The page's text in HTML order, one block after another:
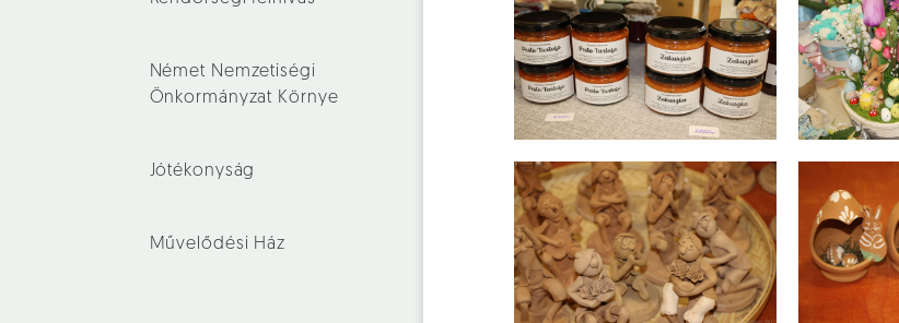
Német Nemzetiségi
Önkormányzat Környe
Jótékonyság
Művelődési Ház